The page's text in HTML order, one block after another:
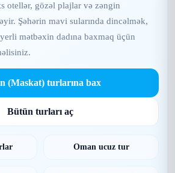
otellər, gözəl plajlar və zəngin
Şəhərin mavi sularında dincəlmək,
mətbəxin dadına baxmaq üçün
(Maskat) turlarına bax
Bütün turları aç
Oman ucuz tur